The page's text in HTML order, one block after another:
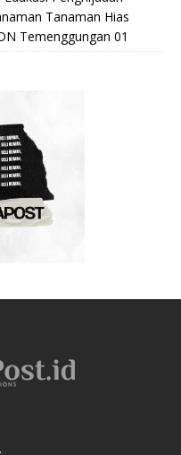
Tanaman Hias
Temenggungan 01